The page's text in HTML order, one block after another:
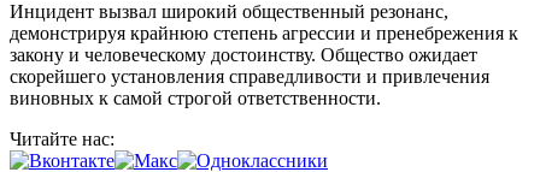
Инцидент вызвал широкий общественный резонанс,
демонстрируя крайнюю степень агрессии и пренебрежения к
закону и человеческому достоинству. Общество ожидает
скорейшего установления справедливости и привлечения
виновных к самой строгой ответственности.
Читайте нас: